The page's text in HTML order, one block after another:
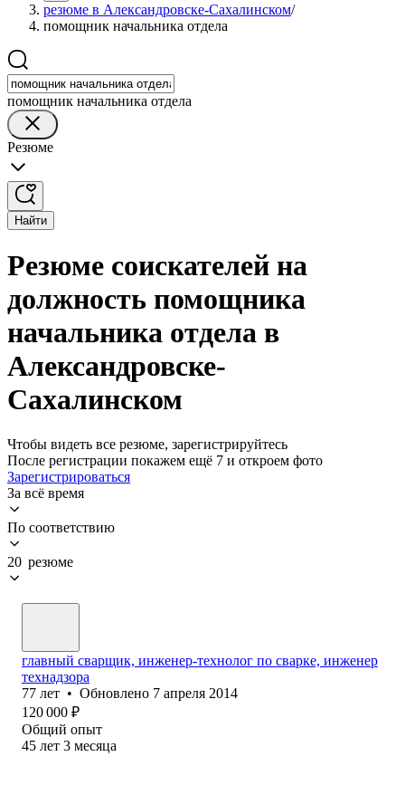
резюме в Александровске-Сахалинском/
помощник начальника отдела
помощник начальника отдела
Резюме
Найти
Резюме соискателей на
должность помощника
начальника отдела в
Александровске-
Сахалинском
Чтобы видеть все резюме, зарегистрируйтесь
После регистрации покажем ещё 7 и откроем фото
Зарегистрироваться
За всё время
По соответствию
20 резюме
главный сварщик, инженер-технолог по сварке, инженер
технадзора
77 лет • Обновлено 7 апреля 2014
120 000 ₽
Общий опыт
45 лет 3 месяца